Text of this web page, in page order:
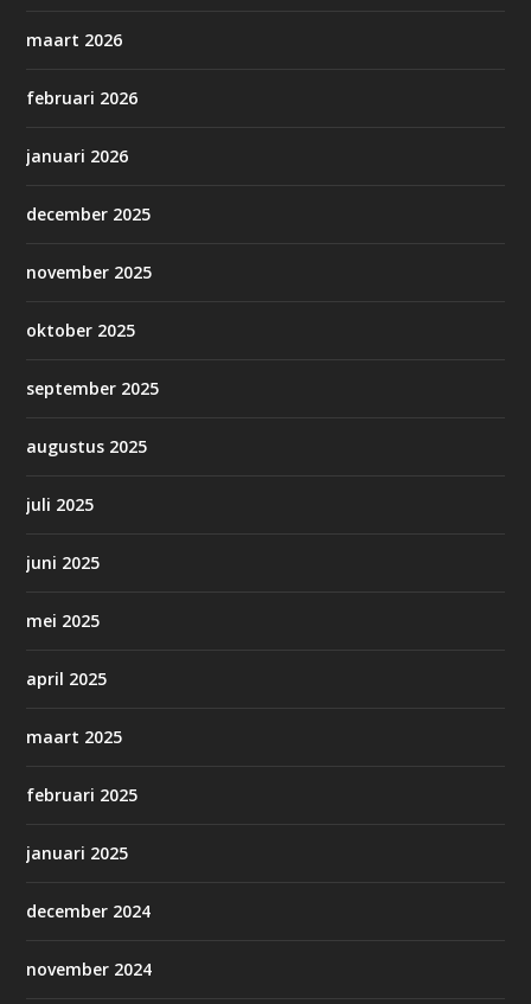
maart 2026
februari 2026
januari 2026
december 2025
november 2025
oktober 2025
september 2025
augustus 2025
juli 2025
juni 2025
mei 2025
april 2025
maart 2025
februari 2025
januari 2025
december 2024
november 2024